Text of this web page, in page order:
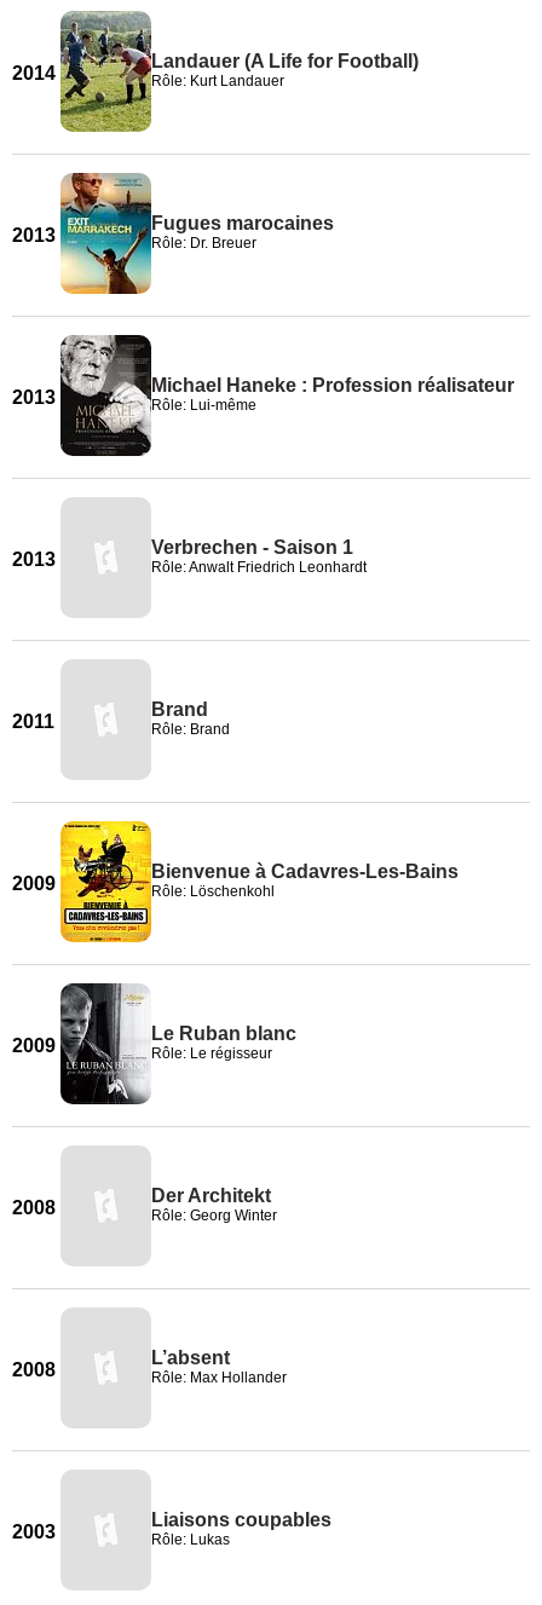
2014
Landauer (A Life for Football)
Rôle: Kurt Landauer
2013
Fugues marocaines
Rôle: Dr. Breuer
2013
Michael Haneke : Profession réalisateur
Rôle: Lui-même
2013
Verbrechen - Saison 1
Rôle: Anwalt Friedrich Leonhardt
2011
Brand
Rôle: Brand
2009
Bienvenue à Cadavres-Les-Bains
Rôle: Löschenkohl
2009
Le Ruban blanc
Rôle: Le régisseur
2008
Der Architekt
Rôle: Georg Winter
2008
L’absent
Rôle: Max Hollander
2003
Liaisons coupables
Rôle: Lukas